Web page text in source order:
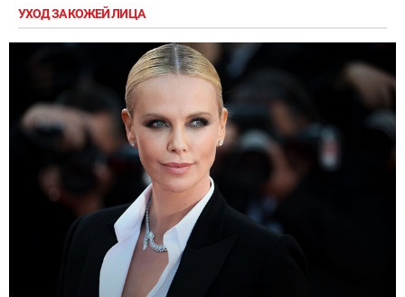
УХОД ЗА КОЖЕЙ ЛИЦА